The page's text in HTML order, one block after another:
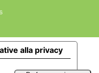
alla privacy